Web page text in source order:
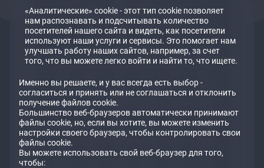
«Аналитические» cookie - этот тип cookie позволяет
нам распознавать и подсчитывать количество
посетителей нашего сайта и видеть, как посетители
используют наши услуги и сервисы. Это помогает нам
улучшать работу наших сайтов, например, за счет
того, что вы можете легко войти и найти то, что ищете.
Именно вы решаете, и у вас всегда есть выбор -
согласиться и принять или не соглашаться и отклонить
получение файлов cookie.
Большинство веб-браузеров автоматически принимают
файлы cookie, но, если вы хотите, вы можете изменить
настройки своего браузера, чтобы контролировать свои
файлы cookie.
Вы можете использовать свой веб-браузер для того,
чтобы: